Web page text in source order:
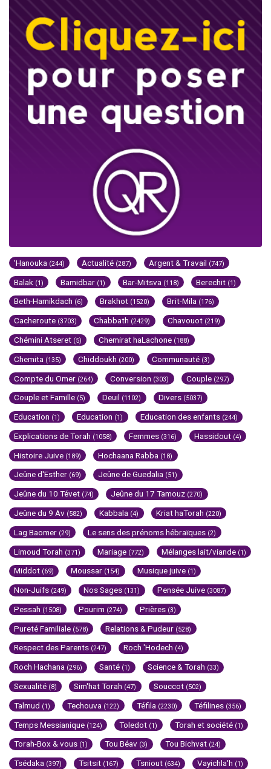
'Hanouka (244) Actualité (287) Argent & Travail (747)
Balak (1) Bamidbar (1) Bar-Mitsva (118) Berechit (1)
Beth-Hamikdach (6) Brakhot (1520) Brit-Mila (176)
Cacheroute (3703) Chabbath (2429) Chavouot (219)
Chémini Atseret (5) Chemirat haLachone (188)
Chemita (135) Chiddoukh (200) Communauté (3)
Compte du Omer (264) Conversion (303) Couple (297)
Couple et Famille (5) Deuil (1102) Divers (5037)
Education (1) Education (1) Education des enfants (244)
Explications de Torah (1058) Femmes (316) Hassidout (4)
Histoire Juive (189) Hochaana Rabba (18)
Jeûne d'Esther (69) Jeûne de Guedalia (51)
Jeûne du 10 Tévet (74) Jeûne du 17 Tamouz (270)
Jeûne du 9 Av (582) Kabbala (4) Kriat haTorah (220)
Lag Baomer (29) Le sens des prénoms hébraïques (2)
Limoud Torah (371) Mariage (772) Mélanges lait/viande (1)
Middot (69) Moussar (154) Musique juive (1)
Non-Juifs (249) Nos Sages (131) Pensée Juive (3087)
Pessah (1508) Pourim (274) Prières (3)
Pureté Familiale (578) Relations & Pudeur (528)
Respect des Parents (247) Roch 'Hodech (4)
Roch Hachana (296) Santé (1) Science & Torah (33)
Sexualité (8) Sim'hat Torah (47) Souccot (502)
Talmud (1) Techouva (122) Téfila (2230) Téfilines (356)
Temps Messianique (124) Toledot (1) Torah et société (1)
Torah-Box & vous (1) Tou Béav (3) Tou Bichvat (24)
Tsédaka (397) Tsitsit (167) Tsniout (634) Vayichla'h (1)